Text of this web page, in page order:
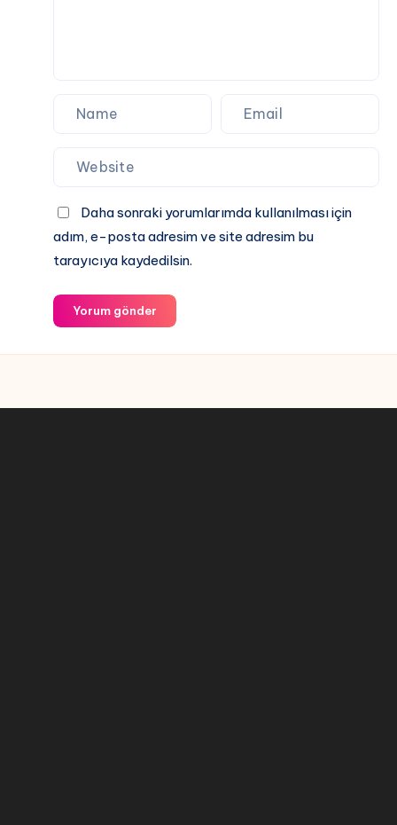
Daha sonraki yorumlarımda kullanılması için
adım, e-posta adresim ve site adresim bu
tarayıcıya kaydedilsin.
Yorum gönder